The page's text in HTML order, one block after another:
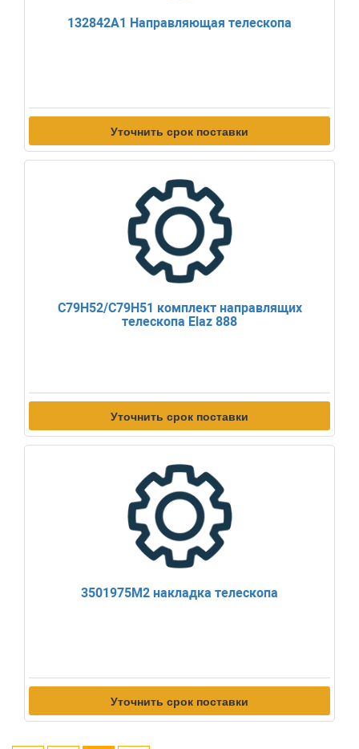
132842A1 Направляющая телескопа
Уточнить срок поставки
C79H52/C79H51 комплект направлящих
телескопа Elaz 888
Уточнить срок поставки
3501975M2 накладка телескопа
Уточнить срок поставки